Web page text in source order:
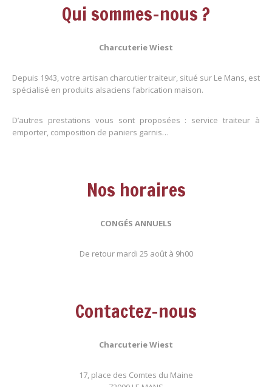
Qui sommes-nous ?
Charcuterie Wiest
Depuis 1943, votre artisan charcutier traiteur, situé sur Le Mans, est
spécialisé en produits alsaciens fabrication maison.
D’autres prestations vous sont proposées : service traiteur à
emporter, composition de paniers garnis…
Nos horaires
CONGÉS ANNUELS
De retour mardi 25 août à 9h00
Contactez-nous
Charcuterie Wiest
17, place des Comtes du Maine